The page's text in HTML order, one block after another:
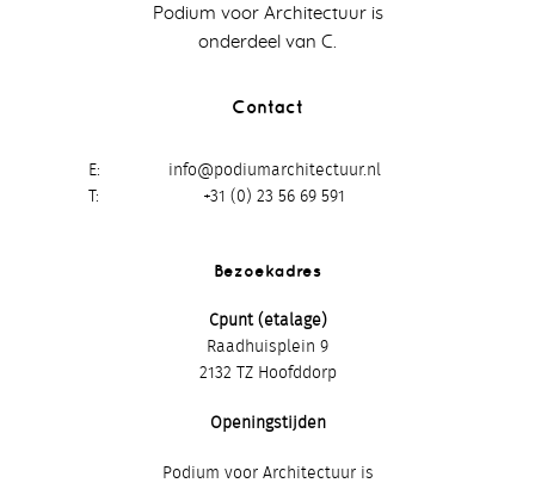
Podium voor Architectuur is
onderdeel van C.
Contact
E
info@podiumarchitectuur.nl
T
+31 (0) 23 56 69 591
Bezoekadres
Cpunt (etalage)
Raadhuisplein 9
2132 TZ Hoofddorp
Openingstijden
Podium voor Architectuur is